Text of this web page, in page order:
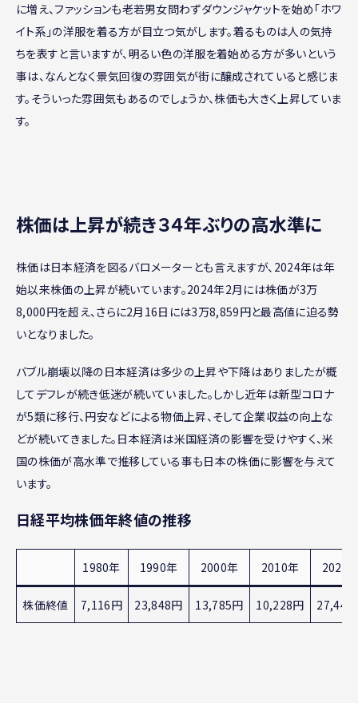
に増え、ファッションも老若男女問わずダウンジャケットを始め「ホワ
イト系」の洋服を着る方が目立つ気がします。着るものは人の気持
ちを表すと言いますが、明るい色の洋服を着始める方が多いという
事は、なんとなく景気回復の雰囲気が街に醸成されていると感じま
す。そういった雰囲気もあるのでしょうか、株価も大きく上昇していま
す。
株価は上昇が続き３４年ぶりの高水準に
株価は日本経済を図るバロメーターとも言えますが、2024年は年
始以来株価の上昇が続いています。2024年2月には株価が3万
8,000円を超え、さらに2月16日には3万8,859円と最高値に迫る勢
いとなりました。
バブル崩壊以降の日本経済は多少の上昇や下降はありましたが概
してデフレが続き低迷が続いていました。しかし近年は新型コロナ
が5類に移行、円安などによる物価上昇、そして企業収益の向上な
どが続いてきました。日本経済は米国経済の影響を受けやすく、米
国の株価が高水準で推移している事も日本の株価に影響を与えて
います。
日経平均株価年終値の推移
1980年 1990年 2000年 2010年 2020
株価終値 7,116円 23,848円 13,785円 10,228円 27,444